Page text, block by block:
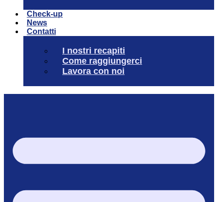
Check-up
News
Contatti
I nostri recapiti
Come raggiungerci
Lavora con noi